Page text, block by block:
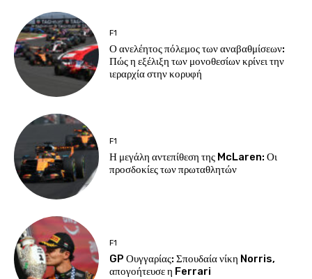
F1
Ο ανελέητος πόλεμος των αναβαθμίσεων:
Πώς η εξέλιξη των μονοθεσίων κρίνει την
ιεραρχία στην κορυφή
F1
Η μεγάλη αντεπίθεση της McLaren: Οι
προσδοκίες των πρωταθλητών
F1
GP Ουγγαρίας: Σπουδαία νίκη Norris,
απογοήτευσε η Ferrari